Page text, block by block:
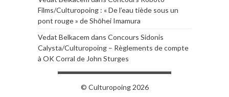
Films/Culturopoing : « De l’eau tiède sous un
pont rouge » de Shōhei Imamura
Vedat Belkacem dans Concours Sidonis
Calysta/Culturopoing – Règlements de compte
à OK Corral de John Sturges
© Culturopoing 2026